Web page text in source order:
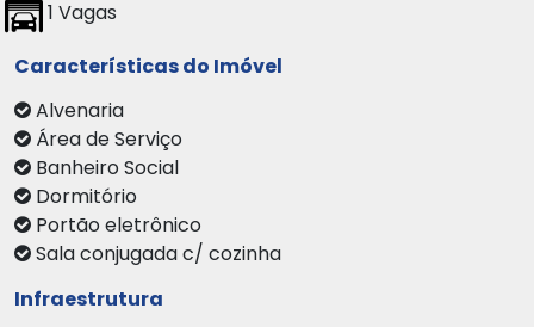
1 Vagas
Características do Imóvel
Alvenaria
Área de Serviço
Banheiro Social
Dormitório
Portão eletrônico
Sala conjugada c/ cozinha
Infraestrutura